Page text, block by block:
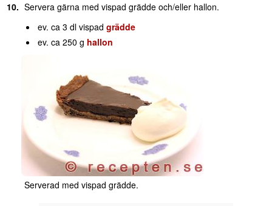
Servera gärna med vispad grädde och/eller hallon.
ev. ca 3 dl vispadgrädde
ev. ca 250 g hallon
Serverad med vispad grädde.